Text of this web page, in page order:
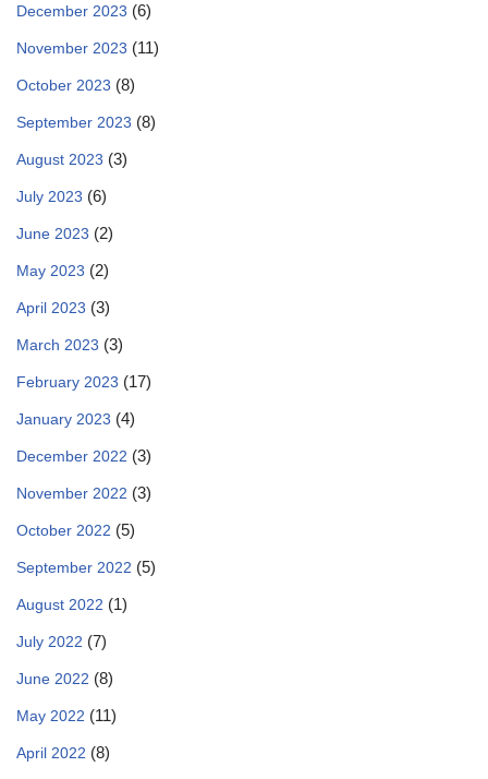
December 2023 (6)
November 2023 (11)
October 2023 (8)
September 2023 (8)
August 2023 (3)
July 2023 (6)
June 2023 (2)
May 2023 (2)
April 2023 (3)
March 2023 (3)
February 2023 (17)
January 2023 (4)
December 2022 (3)
November 2022 (3)
October 2022 (5)
September 2022 (5)
August 2022 (1)
July 2022 (7)
June 2022 (8)
May 2022 (11)
April 2022 (8)